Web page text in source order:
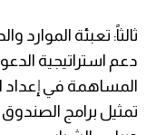
ثالثاً: تعبئة الموارد
دعم استراتيجية
المساهمة في إعداد
تمثيل برامج